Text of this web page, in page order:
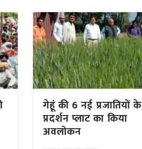
गेहूं की 6 नई प्रजातियों के
प्रदर्शन प्लाट का किया
अवलोकन